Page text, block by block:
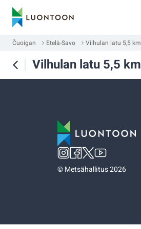
Čuoigan Etelä-Savo Vilhulan latu 5,5 km
Vilhulan latu 5,5 km
©Metsähallitus 2026